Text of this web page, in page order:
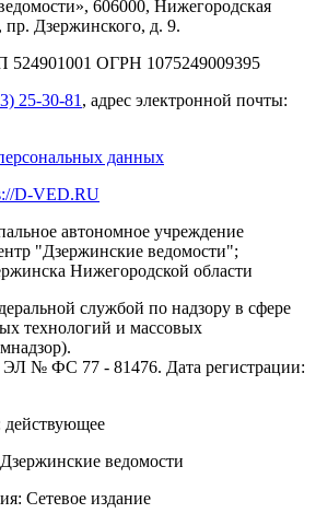
606000, Нижегородская
пр. Дзержинского, д. 9.
ОГРН 1075249009395
25-30-81 , адрес электронной почты:
данных
D-VED.RU
автономное учреждение
"Дзержинские ведомости";
Нижегородской области
службой по надзору в сфере
технологий и массовых
ЭЛ № ФС 77 - 81476. Дата регистрации:
действующее
ведомости
Сетевое издание